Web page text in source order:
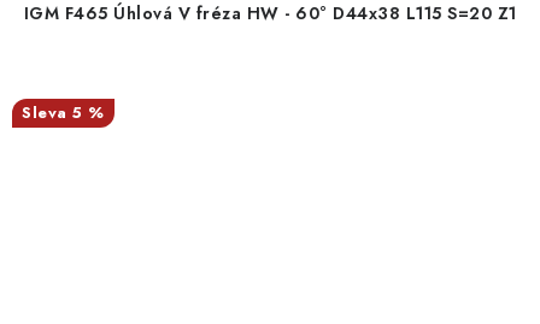
IGM F465 Úhlová V fréza HW - 60° D44x38 L115 S=20 Z1
5 %